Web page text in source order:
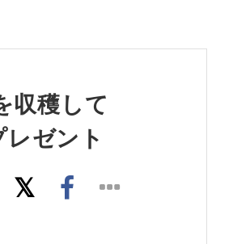
収穫して
ゼント